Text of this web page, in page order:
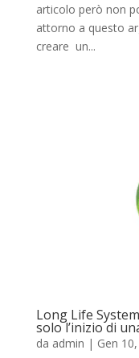
articolo però non
attorno a questo
creare un...
Long Life
solo l’inizio di
da admin | Gen